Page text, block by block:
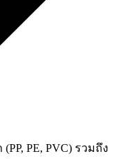
PE, PVC) รวมถึง